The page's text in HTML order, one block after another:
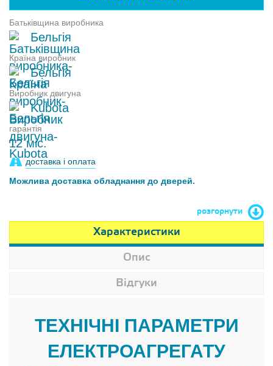
Батьківщина виробника
Бельгія
Країна виробник
Бельгія
Виробник двигуна
Kubota
гарантія
12 міс.
доставка і оплата
Можлива доставка обладнання до дверей.
розгорнути
Характеристики
Опис
Відгуки
ТЕХНІЧНІ ПАРАМЕТРИ
ЕЛЕКТРОАГРЕГАТУ